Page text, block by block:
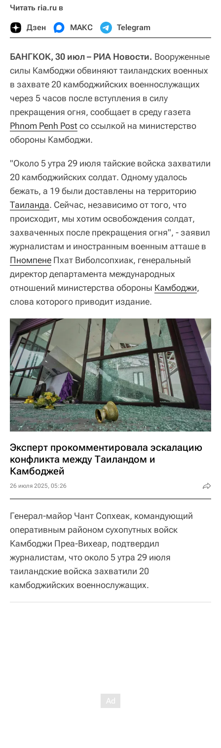
Читать ria.ru в
Дзен МАКС Telegram
БАНГКОК, 30 июл – РИА Новости. Вооруженные
силы Камбоджи обвиняют таиландских военных
в захвате 20 камбоджийских военнослужащих
через 5 часов после вступления в силу
прекращения огня, сообщает в среду газета
Phnom Penh Postсо ссылкой на министерство
обороны Камбоджи.
"Около 5 утра 29 июля тайские войска захватили
20 камбоджийских солдат. Одному удалось
бежать, а 19 были доставлены на территорию
Таиланда. Сейчас, независимо от того, что
происходит, мы хотим освобождения солдат,
захваченных после прекращения огня", - заявил
журналистам и иностранным военным атташе в
Пномпене Пхат Виболсопхиак, генеральный
директор департамента международных
отношений министерства обороны Камбоджи,
слова которого приводит издание.
Эксперт прокомментировала эскалацию
конфликта между Таиландом и
Камбоджей
26 июля 2025, 05:26
Генерал-майор Чант Сопхеак, командующий
оперативным районом сухопутных войск
Камбоджи Преа-Вихеар, подтвердил
журналистам, что около 5 утра 29 июля
таиландские войска захватили 20
камбоджийских военнослужащих.